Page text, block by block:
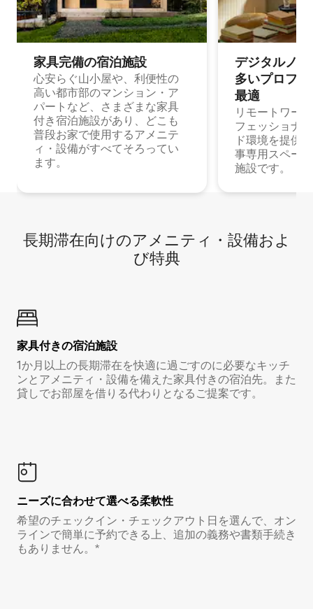
家具完備の宿⁠泊⁠施⁠設
心安らぐ山小屋や、利便性の
高い都市部のマンション・ア
パートなど、さまざまな家具
付き宿泊施設があり、どこも
普段お家で使用するアメニテ
ィ・設備がすべてそろってい
ます。
デジタルノ
多⁠いプ⁠ロ⁠フ⁠
最⁠適
リモートワー
フェッショナ
ド環境を提供
事専用スペー
施設です。
長期滞在向け⁠のア⁠メ⁠ニ⁠テ⁠ィ⁠・設⁠備⁠およ
び特⁠典
家具付き⁠の宿⁠泊⁠施⁠設
1か月以上の長期滞在を快適に過ごすのに必要なキッチ
ンとアメニティ・設備を備えた家具付きの宿泊先。また
貸しでお部屋を借りる代わりとなるご提案です。
ニーズに合わせて選べる柔軟性
希望のチェックイン・チェックアウト日を選んで、オン
ラインで簡単に予約できる上、追加の義務や書類手続き
もありません。*